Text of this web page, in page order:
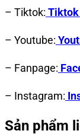
– Tiktok: Tiktok
– Youtube:
– Fanpage:
– Instagram:
Sản phẩm